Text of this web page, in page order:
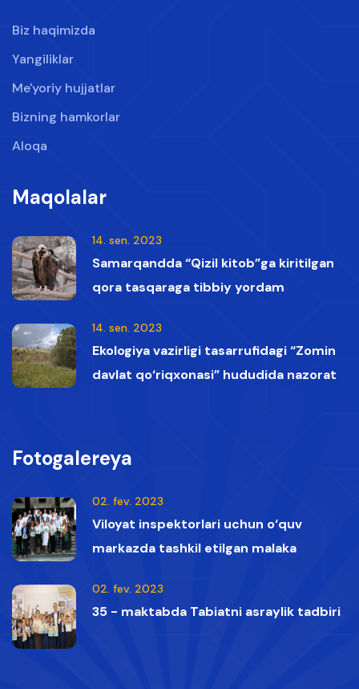
Biz haqimizda
Yangiliklar
Me'yoriy hujjatlar
Bizning hamkorlar
Aloqa
Maqolalar
14. sen. 2023
Samarqandda “Qizil kitob”ga kiritilgan
qora tasqaraga tibbiy yordam
14. sen. 2023
Ekologiya vazirligi tasarrufidagi “Zomin
davlat qo‘riqxonasi” hududida nazorat
Fotogalereya
02. fev. 2023
Viloyat inspektorlari uchun o‘quv
markazda tashkil etilgan malaka
02. fev. 2023
35 - maktabda Tabiatni asraylik tadbiri